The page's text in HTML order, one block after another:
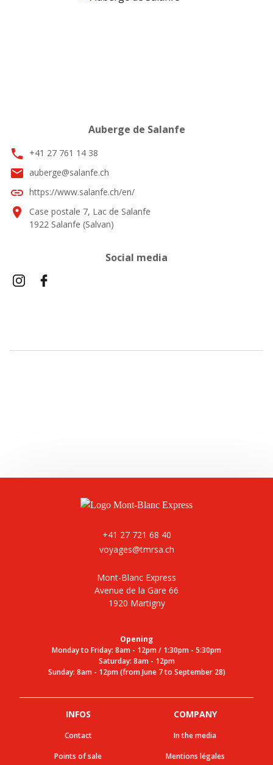
Auberge de Salanfe
phone +41 27 761 14 38
email auberge@salanfe.ch
link https://www.salanfe.ch/en/
location_on
Case postale 7, Lac de Salanfe
1922 Salanfe (Salvan)
Social media
+41 27 721 68 40
voyages@tmrsa.ch
Mont-Blanc Express
Avenue de la Gare 66
1920 Martigny
Opening
Monday to Friday: 8am - 12pm / 1:30pm - 5:30pm
Saturday: 8am - 12pm
Sunday: 8am - 12pm (from June 7 to September 28)
INFOS
Contact
Points of sale
COMPANY
In the media
Mentions légales